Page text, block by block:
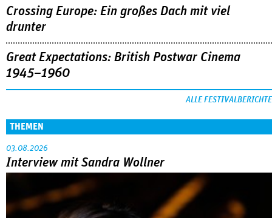
Crossing Europe: Ein großes Dach mit viel
drunter
Great Expectations: British Postwar Cinema
1945–1960
ALLE FESTIVALBERICHTE
THEMEN
03.08.2026
Interview mit Sandra Wollner